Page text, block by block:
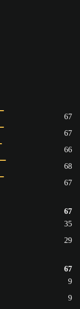
67
67
66
68
67
67
35
29
67
9
9